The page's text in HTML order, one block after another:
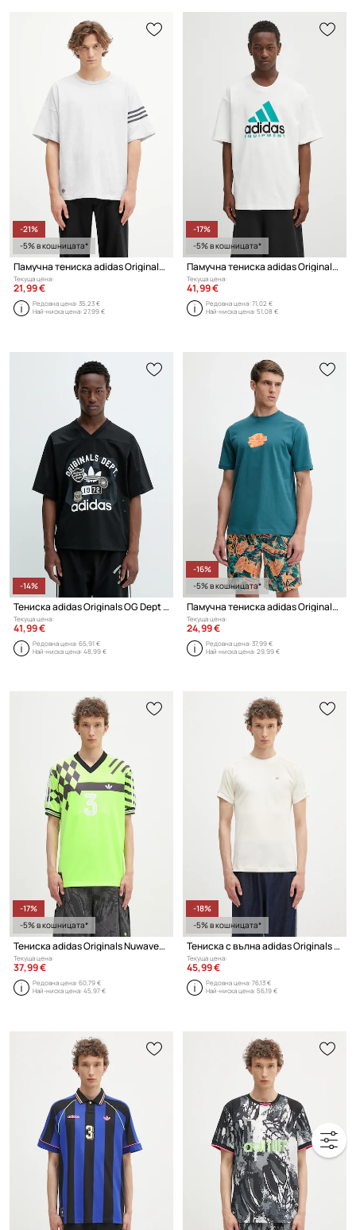
-21%
-5% в кошницата*
Памучна тениска adidas Originals Neuclassics
Текуща цена:
21,99 €
Редовна цена:35,23 €
Най-ниска цена:27,99 €
-17%
-5% в кошницата*
Памучна тениска adidas Originals EQT Tee
Текуща цена:
41,99 €
Редовна цена:71,02 €
Най-ниска цена:51,08 €
-14%
Тениска adidas Originals OG Dept Jersey
Текуща цена:
41,99 €
Редовна цена:65,91 €
Най-ниска цена:48,99 €
-16%
-5% в кошницата*
Памучна тениска adidas Originals Graphic Tee
Текуща цена:
24,99 €
Редовна цена:37,99 €
Най-ниска цена:29,99 €
-17%
-5% в кошницата*
Тениска adidas Originals Nuwave90Sjersey
Текуща цена:
37,99 €
Редовна цена:60,79 €
Най-ниска цена:45,97 €
-18%
-5% в кошницата*
Тениска с вълна adidas Originals Cali Tee
Текуща цена:
45,99 €
Редовна цена:76,13 €
Най-ниска цена:56,19 €